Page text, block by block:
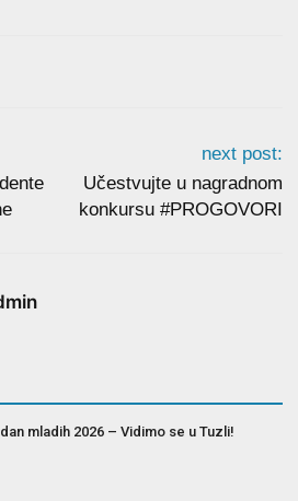
next post:
Učestvujte u nagradnom
konkursu #PROGOVORI
mladih 2026 – Vidimo se u Tuzli!